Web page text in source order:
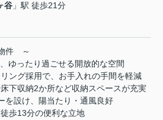
谷 」駅 徒歩21分
件 ～
ゆったり過ごせる開放的な空間
ング採用で、お手入れの手間を軽減
下収納2か所など収納スペースが充実
設け、陽当たり・通風良好
歩13分の便利な立地